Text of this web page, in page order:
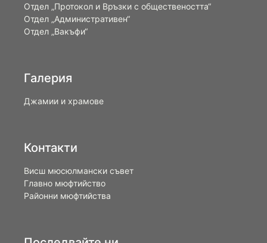
Oтдел „Протокол и Връзки с обществеността“
Отдел „Административен“
Отдел „Вакъфи“
Галерия
Джамии и храмове
Контакти
Висш мюсюлмански съвет
Главно мюфтийство
Районни мюфтийства